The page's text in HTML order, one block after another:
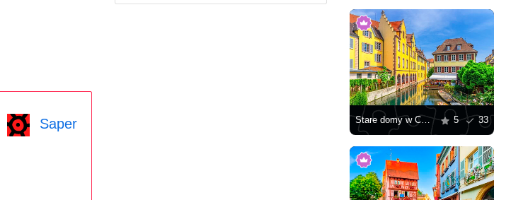
Saper Stare domy w Colmar 5 33